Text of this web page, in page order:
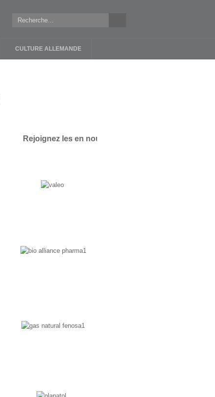
CULTURE ALLEMANDE
Rejoignez les en nous contactant !